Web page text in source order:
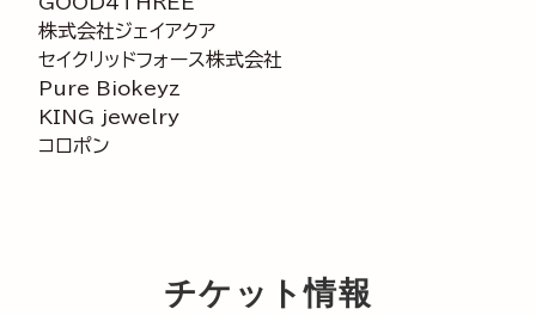
株式会社ジェイアクア
セイクリッドフォース株式会社
Pure Biokeyz
KING jewelry
コロポン
チケット情報